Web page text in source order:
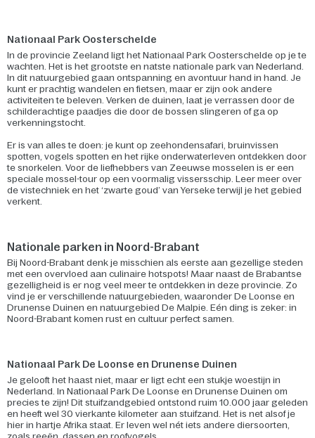
Nationaal Park Oosterschelde
In de provincie Zeeland ligt het Nationaal Park Oosterschelde op je te
wachten. Het is het grootste en natste nationale park van Nederland.
In dit natuurgebied gaan ontspanning en avontuur hand in hand. Je
kunt er prachtig wandelen en fietsen, maar er zijn ook andere
activiteiten te beleven. Verken de duinen, laat je verrassen door de
schilderachtige paadjes die door de bossen slingeren of ga op
verkenningstocht.
Er is van alles te doen: je kunt op zeehondensafari, bruinvissen
spotten, vogels spotten en het rijke onderwaterleven ontdekken door
te snorkelen. Voor de liefhebbers van Zeeuwse mosselen is er een
speciale mossel-tour op een voormalig vissersschip. Leer meer over
de vistechniek en het ‘zwarte goud’ van Yerseke terwijl je het gebied
verkent.
Nationale parken in Noord-Brabant
Bij Noord-Brabant denk je misschien als eerste aan gezellige steden
met een overvloed aan culinaire hotspots! Maar naast de Brabantse
gezelligheid is er nog veel meer te ontdekken in deze provincie. Zo
vind je er verschillende natuurgebieden, waaronder De Loonse en
Drunense Duinen en natuurgebied De Malpie. Eén ding is zeker: in
Noord-Brabant komen rust en cultuur perfect samen.
Nationaal Park De Loonse en Drunense Duinen
Je gelooft het haast niet, maar er ligt echt een stukje woestijn in
Nederland. In Nationaal Park De Loonse en Drunense Duinen om
precies te zijn! Dit stuifzandgebied ontstond ruim 10.000 jaar geleden
en heeft wel 30 vierkante kilometer aan stuifzand. Het is net alsof je
hier in hartje Afrika staat. Er leven wel nét iets andere diersoorten,